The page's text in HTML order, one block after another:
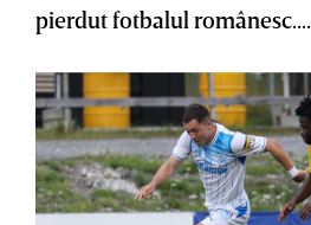
pierdut fotbalul românesc....